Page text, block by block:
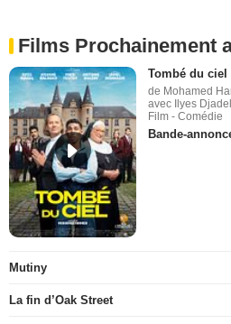
Films Prochainement
Tombé du ciel
de Mohamed
avec Ilyes
Film - Comédie
Bande-
Mutiny
La fin d’Oak Street